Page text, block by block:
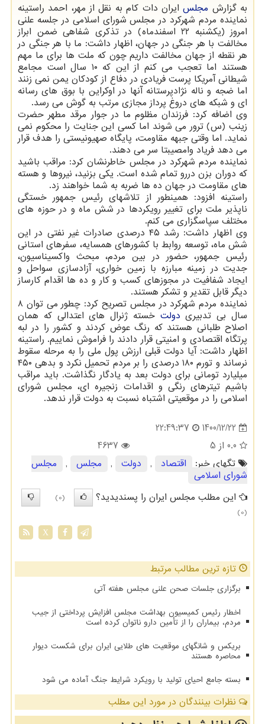
به گزارش مجلسایران دات کام به نقل از مهر، احمد راستینه
نماینده مردم شهرکرد در مجلس شورای اسلامی در جلسه علنی
امروز (یکشنبه ۲۲ اسفندماه) در تذکری شفاهی ضمن ابراز
مخالفت با هر جنگی در جهان، اظهار داشت: ما با هر جنگی در
هر نقطه از جهان مخالفت داریم چون که ملت ها برای ما مهم
هستند اما تعجب می کنم از این که ۱۰ سال است مجامع
شیطانی آمریکا پرست فریادی در دفاع از کودکان یمن نمی زنند
اما ضجه و ناله نژادپرستانه آنها در اوکراین با بوق های رسانه
ای و شبکه های دروغ پرداز مجازی مرتب به گوش می رسد.
وی اضافه کرد: فرزندان مظلوم ما در جوار مرقد مطهر حضرت
زینب (س) ترور می شوند اما کسی این جنایت را محکوم نمی
نماید. اما وقتی جبهه مقاومت، پایگاه صهیونیستی را هدف قرار
می دهد فریاد وامصیبتا سر می دهند.
نماینده مردم شهرکرد در مجلس خاطرنشان کرد: مراقب باشید
که دوران بزن دررو تمام شده است. یکی بزنید، نیروها و هسته
های مقاومت در جهان ده ها ضربه به شما خواهند زد.
راستینه افزود: همینطور از تلاشهای رئیس جمهور خستگی
ناپذیر ملت برای تغییر رویکردها در شش ماه و در حوزه های
مختلف سپاسگزاری می کنم.
وی اظهار داشت: رشد ۴۵ درصدی صادرات غیر نفتی در این
شش ماه، توسعه روابط با کشورهای همسایه، سفرهای استانی
رئیس جمهور، حضور در بین مردم، مبحث واکسیناسیون،
جدیت در زمینه مبارزه با زمین خواری، آزادسازی سواحل و
ایجاد شفافیت در مجوزهای کسب و کار و ده ها اقدام کارساز
دیگر قابل تقدیر و تشکر هستند.
نماینده مردم شهرکرد در مجلس تصریح کرد: چطور می توان ۸
سال بی تدبیری دولت خسته ژنرال های اعتدالی که همان
اصلاح طلبانی هستند که رنگ عوض کردند و کشور را در لبه
پرتگاه اقتصادی و امنیتی قرار دادند را فراموش نماییم. راستینه
اظهار داشت: آیا دولت قبلی ارزش پول ملی را به مرحله سقوط
نرساند و تورم ۱۸۰ درصدی را بر مردم تحمیل نکرد و بدهی ۴۵۰
میلیارد تومانی برای دولت بعد به یادگار نگذاشت. باید مراقب
باشیم تیترهای رنگی و اقدامات زنجیره ای، مجلس شورای
اسلامی را در موقعیتی اشتباه نسبت به دولت قرار ندهد.
1400/12/22
22:49:37
0.0 از 5
4637
تگهای خبر:
اقتصاد , دولت , مجلس ,
مجلس
شورای اسلامی
این مطلب مجلس ایران را پسندیدید؟
(0)
(0)
X
تازه ترین مطالب مرتبط
برگزاری جلسات صحن علنی مجلس هفته آتی
اخطار رئیس کمیسیون بهداشت مجلس افزایش پرداختی از جیب
مردم، بیماران را از تأمین دارو ناتوان کرده است
بریکس و شانگهای موقعیت های طلایی ایران برای شکست دیوار
محاصره هستند
بسته جامع احیای تولید با رویکرد شرایط جنگ آماده می شود
نظرات بینندگان در مورد این مطلب